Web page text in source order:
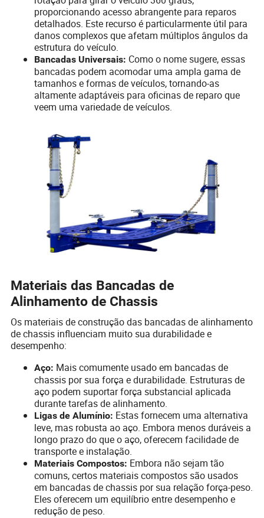
proporcionando acesso abrangente para reparos
detalhados. Este recurso é particularmente útil para
danos complexos que afetam múltiplos ângulos da
estrutura do veículo.
Bancadas Universais: Como o nome sugere, essas
bancadas podem acomodar uma ampla gama de
tamanhos e formas de veículos, tornando-as
altamente adaptáveis para oficinas de reparo que
veem uma variedade de veículos.
Materiais das Bancadas de
Alinhamento de Chassis
Os materiais de construção das bancadas de alinhamento
de chassis influenciam muito sua durabilidade e
desempenho:
Aço: Mais comumente usado em bancadas de
chassis por sua força e durabilidade. Estruturas de
aço podem suportar força substancial aplicada
durante tarefas de alinhamento.
Ligas de Alumínio: Estas fornecem uma alternativa
leve, mas robusta ao aço. Embora menos duráveis a
longo prazo do que o aço, oferecem facilidade de
transporte e instalação.
Materiais Compostos: Embora não sejam tão
comuns, certos materiais compostos são usados
em bancadas de chassis por sua relação força-peso.
Eles oferecem um equilíbrio entre desempenho e
redução de peso.